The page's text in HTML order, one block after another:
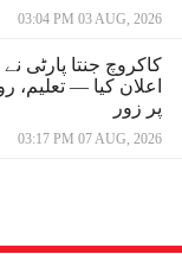
03:04 PM 03 AUG, 2026
کاکروچ جنتا پارٹی نے
اعلان کیا — تعلیم،
پر زور
03:17 PM 07 AUG, 2026